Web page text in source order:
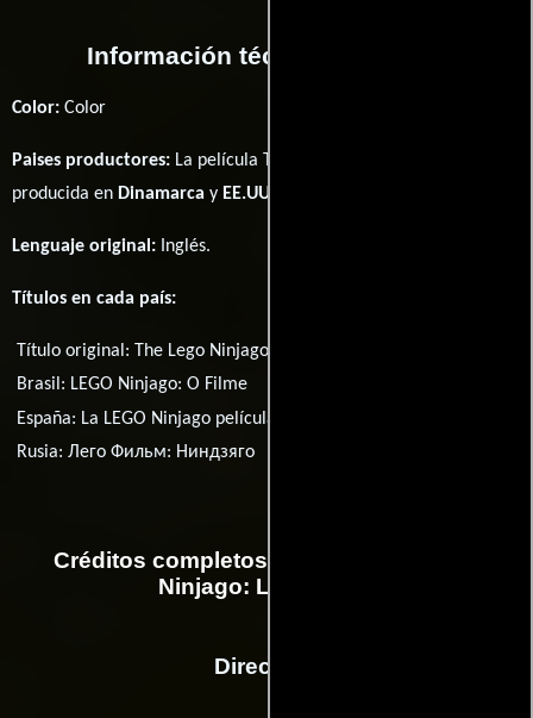
Información técnica y general
Color: Color
Paises productores: La película The Lego Ninjago Movie fué
producida en Dinamarca y EE.UU.
Lenguaje original: Inglés.
Títulos en cada país:
Título original: The Lego Ninjago Movie
Brasil: LEGO Ninjago: O Filme
España: La LEGO Ninjago película
Rusia:Лего Фильм: Ниндзяго
Créditos completos de la película Lego
Ninjago: La película
Dirección